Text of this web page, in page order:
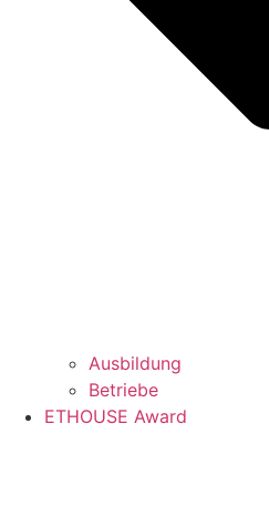
Ausbildung
Betriebe
ETHOUSE Award